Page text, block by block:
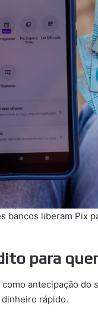
bancos liberam Pix
para
antecipação
rápido.